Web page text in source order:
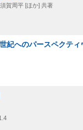
賀周平 [ほか] 共著
紀へのパースペクティ